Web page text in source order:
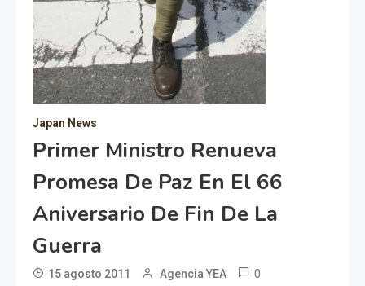
Japan News
Primer Ministro Renueva
Promesa De Paz En El 66
Aniversario De Fin De La
Guerra
15 agosto 2011 Agencia YEA 0